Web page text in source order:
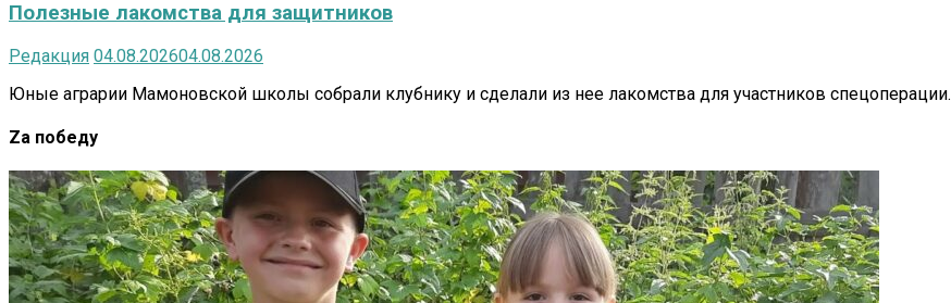
Полезные лакомства для защитников
Редакция 04.08.202604.08.2026
Юные аграрии Мамоновской школы собрали клубнику и сделали из нее лакомства для участников спецоперации.
Za победу